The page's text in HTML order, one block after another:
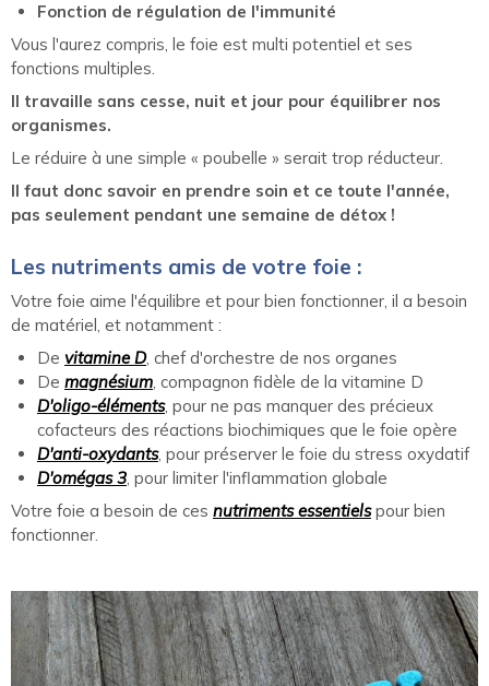
Fonction de régulation de l'immunité
Vous l'aurez compris, le foie est multi potentiel et ses
fonctions multiples.
Il travaille sans cesse, nuit et jour pour équilibrer nos
organismes.
Le réduire à une simple « poubelle » serait trop réducteur.
Il faut donc savoir en prendre soin et ce toute l'année,
pas seulement pendant une semaine de détox !
Les nutriments amis de votre foie :
Votre foie aime l'équilibre et pour bien fonctionner, il a besoin
de matériel, et notamment :
De vitamine D, chef d'orchestre de nos organes
De magnésium, compagnon fidèle de la vitamine D
D'oligo-éléments, pour ne pas manquer des précieux
cofacteurs des réactions biochimiques que le foie opère
D'anti-oxydants, pour préserver le foie du stress oxydatif
D'omégas 3, pour limiter l'inflammation globale
Votre foie a besoin de ces nutriments essentielspour bien
fonctionner.